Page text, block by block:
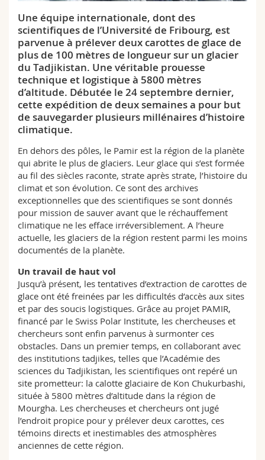
Interfacultaire
Doctorants
Programme des cours
MyUnifr
Une équipe internationale, dont des
scientifiques de l’Université de Fribourg, est
parvenue à prélever deux carottes de glace de
plus de 100 mètres de longueur sur un glacier
du Tadjikistan. Une véritable prouesse
technique et logistique à 5800 mètres
d’altitude. Débutée le 24 septembre dernier,
cette expédition de deux semaines a pour but
de sauvegarder plusieurs millénaires d’histoire
climatique.
En dehors des pôles, le Pamir est la région de la planète
qui abrite le plus de glaciers. Leur glace qui s’est formée
au fil des siècles raconte, strate après strate, l’histoire du
climat et son évolution. Ce sont des archives
exceptionnelles que des scientifiques se sont donnés
pour mission de sauver avant que le réchauffement
climatique ne les efface irréversiblement. A l’heure
actuelle, les glaciers de la région restent parmi les moins
documentés de la planète.
Un travail de haut vol
Jusqu’à présent, les tentatives d’extraction de carottes de
glace ont été freinées par les difficultés d’accès aux sites
et par des soucis logistiques. Grâce au projet PAMIR,
financé par le Swiss Polar Institute, les chercheuses et
chercheurs sont enfin parvenus à surmonter ces
obstacles. Dans un premier temps, en collaborant avec
des institutions tadjikes, telles que l’Académie des
sciences du Tadjikistan, les scientifiques ont repéré un
site prometteur: la calotte glaciaire de Kon Chukurbashi,
située à 5800 mètres d’altitude dans la région de
Mourgha. Les chercheuses et chercheurs ont jugé
l’endroit propice pour y prélever deux carottes, ces
témoins directs et inestimables des atmosphères
anciennes de cette région.